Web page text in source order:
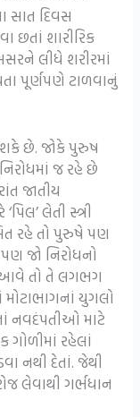
સાત દિવસ
છતાં શારીરિક
લીધે શરીરમાં
પૂર્ણપણે ટાળવાનું
શકે છે. જોકે પુરુષ
જ રહે છે
જાતીય
લેતી સ્ત્રી
રહે તો પુરુષે પણ
જો નિરોધનો
આવે તો તે લગભગ
યુગલો
નવદંપતીઓ માટે
ગોળીમાં રહેલાં
નથી દેતાં. જેથી
લેવાથી ગર્ભધાન